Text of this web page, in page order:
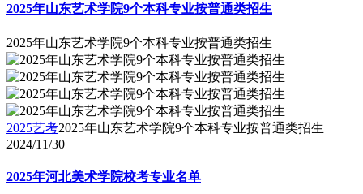
2025年山东艺术学院9个本科专业按普通类招生
2025年山东艺术学院9个本科专业按普通类招生
2025艺考2025年山东艺术学院9个本科专业按普通类招生
2024/11/30
2025年河北美术学院校考专业名单